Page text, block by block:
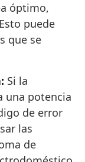
óptimo,
puede
que se
Si la
una potencia
de error
las
de